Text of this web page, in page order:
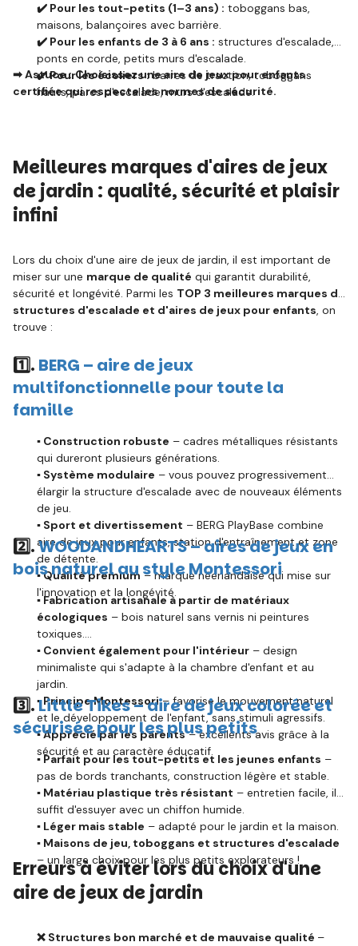
✔️ Pour les tout-petits (1–3 ans) : toboggans bas,
maisons, balançoires avec barrière.
✔️ Pour les enfants de 3 à 6 ans : structures d'escalade,
ponts en corde, petits murs d'escalade.
✔️ Pour les écoliers :barres de traction, toboggans
hauts, parcs d'escalade, murs d'escalade.
➡ Astuce : Choisissez une aire de jeux pour enfants
certifiée qui respecte les normes de sécurité.
Meilleures marques d'aires de jeux
de jardin : qualité, sécurité et plaisir
infini
Lors du choix d'une aire de jeux de jardin, il est important de
miser sur une marque de qualité qui garantit durabilité,
sécurité et longévité. Parmi les TOP 3 meilleures marques de
structures d'escalade et d'aires de jeux pour enfants, on
trouve :
1️⃣. BERG – aire de jeux
multifonctionnelle pour toute la
famille
▪️ Construction robuste – cadres métalliques résistants
qui dureront plusieurs générations.
▪️ Système modulaire – vous pouvez progressivement
élargir la structure d'escalade avec de nouveaux éléments
de jeu.
▪️ Sport et divertissement – BERG PlayBase combine
aire de jeux pour enfants, station d'entraînement et zone
de détente.
▪️ Qualité premium – marque néerlandaise qui mise sur
l'innovation et la longévité.
2️⃣.WOODANDHEARTS – aires de jeux en
bois naturel au style Montessori
▪️ Fabrication artisanale à partir de matériaux
écologiques – bois naturel sans vernis ni peintures
toxiques.
▪️ Convient également pour l'intérieur – design
minimaliste qui s'adapte à la chambre d'enfant et au
jardin.
▪️ Principe Montessori– favorise le mouvement naturel
et le développement de l'enfant, sans stimuli agressifs.
▪️ Apprécié par les parents– excellents avis grâce à la
sécurité et au caractère éducatif.
3️⃣.Little Tikes – aire de jeux colorée et
sécurisée pour les plus petits
▪️ Parfait pour les tout-petits et les jeunes enfants –
pas de bords tranchants, construction légère et stable.
▪️ Matériau plastique très résistant – entretien facile, il
suffit d'essuyer avec un chiffon humide.
▪️ Léger mais stable – adapté pour le jardin et la maison.
▪️ Maisons de jeu, toboggans et structures d'escalade
– un large choix pour les plus petits explorateurs !
Erreurs à éviter lors du choix d'une
aire de jeux de jardin
❌ Structures bon marché et de mauvaise qualité –